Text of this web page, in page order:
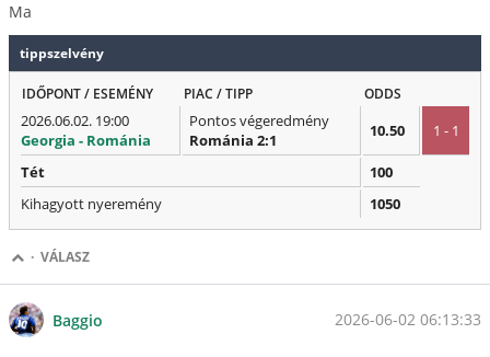
Ma
tippszelvény
IDŐPONT / ESEMÉNY PIAC / TIPP ODDS
2026.06.02. 19:00
Georgia - Románia
Pontos végeredmény
Románia 2:1
10.50 1 - 1
Tét
100
Kihagyott nyeremény
1050
· VÁLASZ
Baggio 2026-06-02 06:13:33